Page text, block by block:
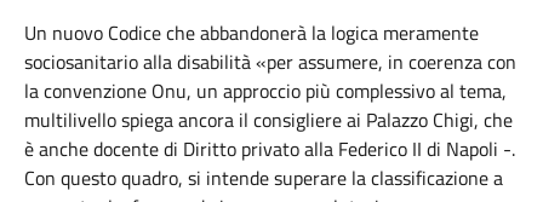
Un nuovo Codice che abbandonerà la logica meramente
sociosanitario alla disabilità «per assumere, in coerenza con
la convenzione Onu, un approccio più complessivo al tema,
multilivello spiega ancora il consigliere ai Palazzo Chigi, che
è anche docente di Diritto privato alla Federico II di Napoli -.
Con questo quadro, si intende superare la classificazione a